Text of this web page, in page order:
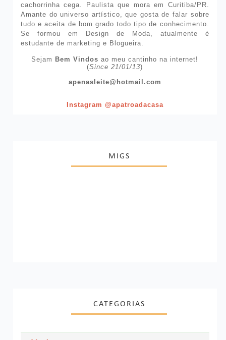
cachorrinha cega. Paulista que mora em Curitiba/PR.
Amante do universo artístico, que gosta de falar sobre
tudo e aceita de bom grado todo tipo de conhecimento.
Se formou em Design de Moda, atualmente é
estudante de marketing e Blogueira.
Sejam Bem Vindos ao meu cantinho na internet!
(Since 21/01/13)
apenasleite@hotmail.com
Instagram @apatroadacasa
MIGS
CATEGORIAS